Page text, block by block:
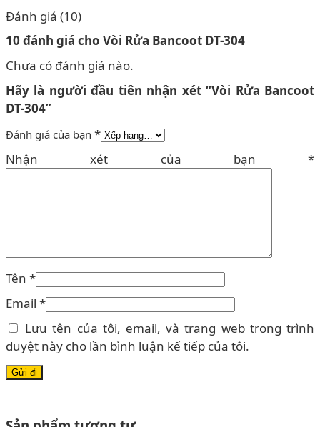
Đánh giá (10)
10 đánh giá cho Vòi Rửa Bancoot DT-304
Chưa có đánh giá nào.
Hãy là người đầu tiên nhận xét “Vòi Rửa Bancoot
DT-304”
Đánh giá của bạn *
Nhận xét của bạn *
Tên *
Email *
Lưu tên của tôi, email, và trang web trong trình
duyệt này cho lần bình luận kế tiếp của tôi.